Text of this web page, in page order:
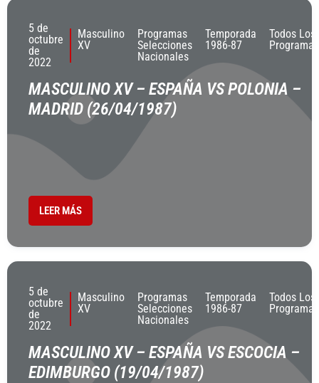
5 de
octubre
de
2022
Masculino
XV
Programas
Selecciones
Nacionales
Temporada
1986-87
Todos Los
Programas
MASCULINO XV – ESPAÑA VS POLONIA –
MADRID (26/04/1987)
LEER MÁS
5 de
octubre
de
2022
Masculino
XV
Programas
Selecciones
Nacionales
Temporada
1986-87
Todos Los
Programas
MASCULINO XV – ESPAÑA VS ESCOCIA –
EDIMBURGO (19/04/1987)